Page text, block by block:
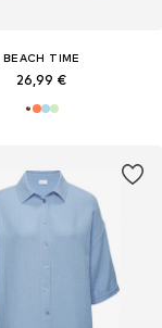
BEACH TIME
26,99 €